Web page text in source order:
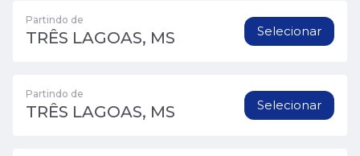
Partindo de
TRÊS LAGOAS, MS Selecionar
Partindo de
TRÊS LAGOAS, MS Selecionar